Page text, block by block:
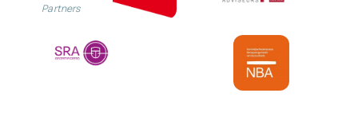
Partners